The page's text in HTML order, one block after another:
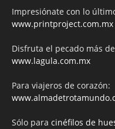
Impresiónate con lo
www.printproject.com.mx
Disfruta el pecado más
www.lagula.com.mx
Para viajeros de corazón:
Sólo para cinéfilos de